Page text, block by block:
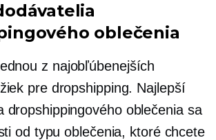
oblečenia
z najobľúbenejších
pre dropshipping. Najlepší
dropshippingového oblečenia sa
od typu oblečenia, ktoré chcete